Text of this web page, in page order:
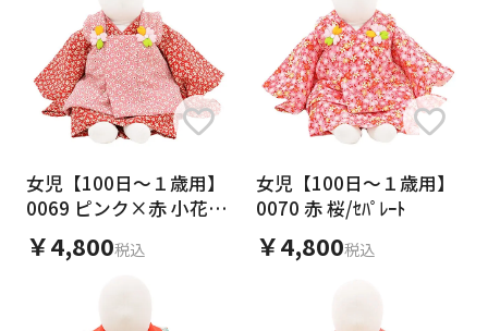
女児【100日～１歳用】
0069 ピンク×赤 小花/ｾ
ﾊﾟﾚｰﾄ
￥4,800税込
女児【100日～１歳用】
0070 赤 桜/ｾﾊﾟﾚｰﾄ
￥4,800税込